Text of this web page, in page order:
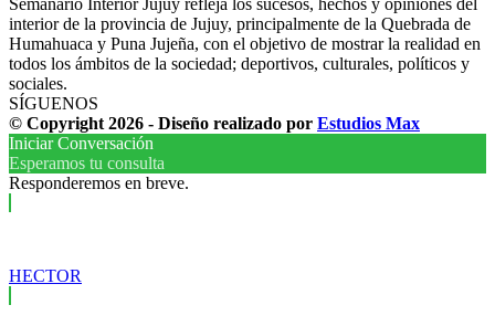
Semanario Interior Jujuy refleja los sucesos, hechos y opiniones del
interior de la provincia de Jujuy, principalmente de la Quebrada de
Humahuaca y Puna Jujeña, con el objetivo de mostrar la realidad en
todos los ámbitos de la sociedad; deportivos, culturales, políticos y
sociales.
SÍGUENOS
© Copyright 2026 - Diseño realizado por Estudios Max
Iniciar Conversación
Esperamos tu consulta
Responderemos en breve.
HECTOR